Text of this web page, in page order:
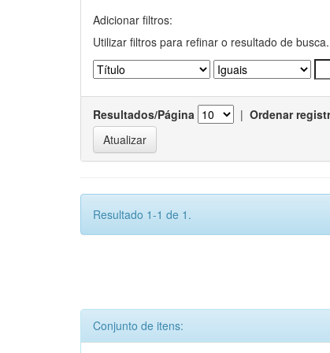
Adicionar filtros:
Utilizar filtros para refinar o resultado de busca.
Resultados/Página | Ordenar
Resultado 1-1 de 1.
Conjunto de itens: